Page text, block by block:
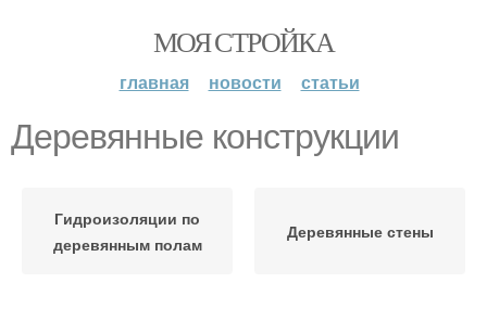
МОЯ СТРОЙКА
главная новости статьи
Деревянные конструкции
Гидроизоляции по
деревянным полам
Деревянные стены